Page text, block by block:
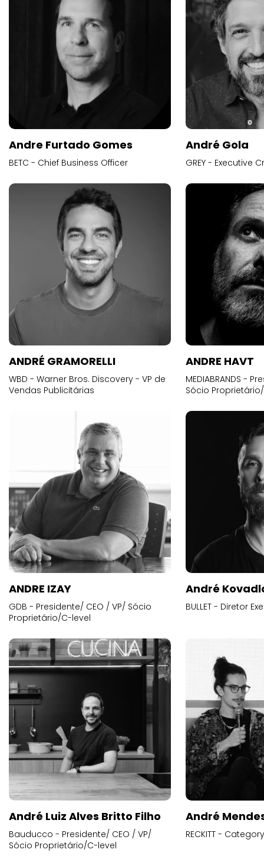
Andre Furtado Gomes
BETC - Chief Business Officer
André Gola
GREY - Executive
ANDRÉ GRAMORELLI
WBD - Warner Bros. Discovery - VP de
Vendas Publicitárias
ANDRE HAVT
MEDIABRANDS -
Sócio
ANDRE IZAY
GDB - Presidente/ CEO / VP/ Sócio
Proprietário/C-level
André
BULLET - Diretor
André Luiz Alves Britto Filho
Bauducco - Presidente/ CEO / VP/
Sócio Proprietário/C-level
André
RECKITT -